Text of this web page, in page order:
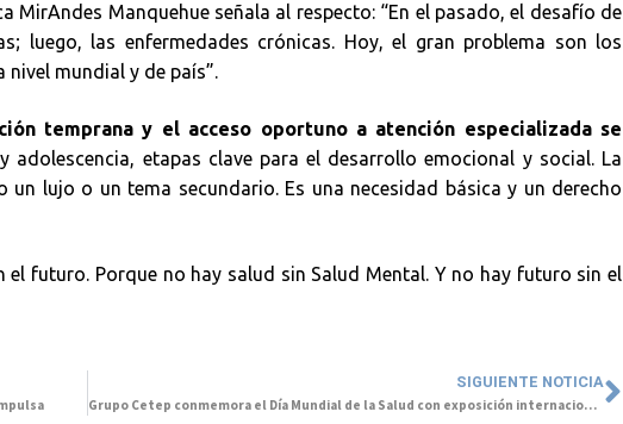
MirAndes Manquehue señala al respecto: “En el pasado, el desafío de
luego, las enfermedades crónicas. Hoy, el gran problema son los
mundial y de país”.
temprana y el acceso oportuno a atención especializada se
adolescencia, etapas clave para el desarrollo emocional y social. La
lujo o un tema secundario. Es una necesidad básica y un derecho
el futuro. Porque no hay salud sin Salud Mental. Y no hay futuro sin el
SIGUIENTE NOTICIA
Grupo Cetep conmemora el Día Mundial de la Salud con exposición internacional en la Universidad San Sebastián